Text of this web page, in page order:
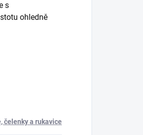
s
ohledně
čelenky a rukavice